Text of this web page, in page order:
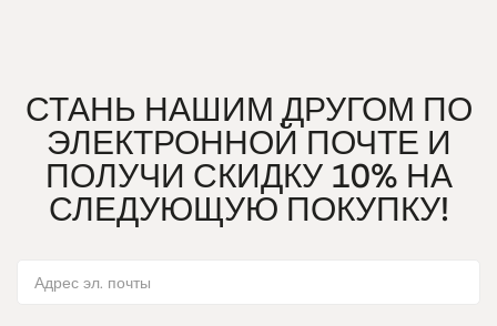
СТАНЬ НАШИМ ДРУГОМ ПО
ЭЛЕКТРОННОЙ ПОЧТЕ И
ПОЛУЧИ СКИДКУ 10% НА
СЛЕДУЮЩУЮ ПОКУПКУ!